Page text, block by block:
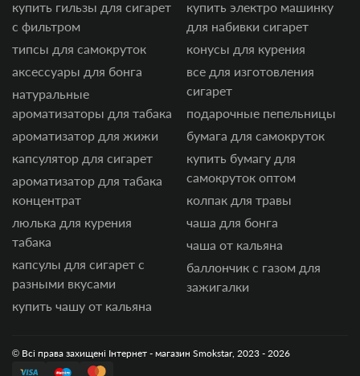
купить гильзы для сигарет
с фильтром
типсы для самокруток
аксессуары для бонга
натуральные
ароматизаторы для табака
ароматизатор для жижи
капсулятор для сигарет
ароматизатор для табака
концентрат
люлька для курения
табака
капсулы для сигарет с
разными вкусами
купить чашу от кальяна
купить электро машинку
для набивки сигарет
конусы для курения
все для изготовления
сигарет
подарочные пепельницы
бумага для самокруток
купить бумагу для
самокруток оптом
колпак для травы
чаша для бонга
чаша от кальяна
баллончик с газом для
зажигалки
© Всі права захищені Інтернет - магазин Smokstar, 2023 - 2026